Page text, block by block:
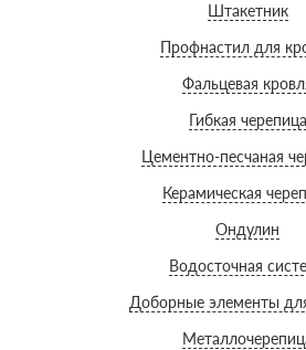
Штакетник
Профнастил для
Фальцевая
Гибкая черепица
Цементно-песчаная
Керамическая
Ондулин
Водосточная
Доборные элементы